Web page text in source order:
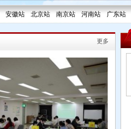
安徽站 北京站 南京站 河南站 广东站
更多